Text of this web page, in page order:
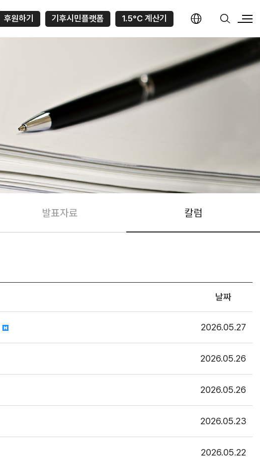
후원하기 기후시민플랫폼 1.5°C 계산기
발표자료 칼럼
날짜
2026.05.27
2026.05.26
2026.05.26
2026.05.23
2026.05.22